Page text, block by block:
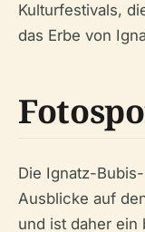
Kulturfestivals,
das Erbe von
Die Ignatz-
Ausblicke auf
und ist daher ein